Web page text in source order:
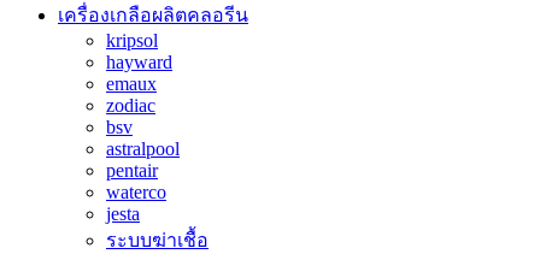
เครื่องเกลือผลิตคลอรีน
kripsol
hayward
emaux
zodiac
bsv
astralpool
pentair
waterco
jesta
ระบบฆ่าเชื้อ